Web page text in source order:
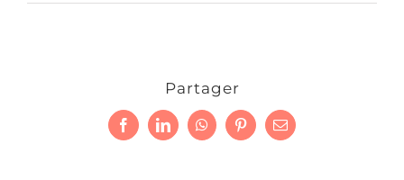
Partager
FacebookLinkedInWhatsAppPinterestEmail